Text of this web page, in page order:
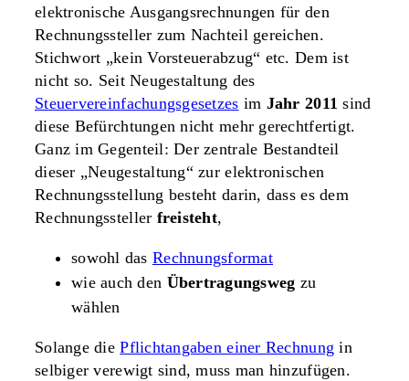
elektronische Ausgangsrechnungen für den
Rechnungssteller zum Nachteil gereichen.
Stichwort „kein Vorsteuerabzug“ etc. Dem ist
nicht so. Seit Neugestaltung des
Steuervereinfachungsgesetzes im Jahr 2011 sind
diese Befürchtungen nicht mehr gerechtfertigt.
Ganz im Gegenteil: Der zentrale Bestandteil
dieser „Neugestaltung“ zur elektronischen
Rechnungsstellung besteht darin, dass es dem
Rechnungssteller freisteht,
sowohl das Rechnungsformat
wie auch den Übertragungsweg zu
wählen
Solange diePflichtangaben einer Rechnung in
selbiger verewigt sind, muss man hinzufügen.